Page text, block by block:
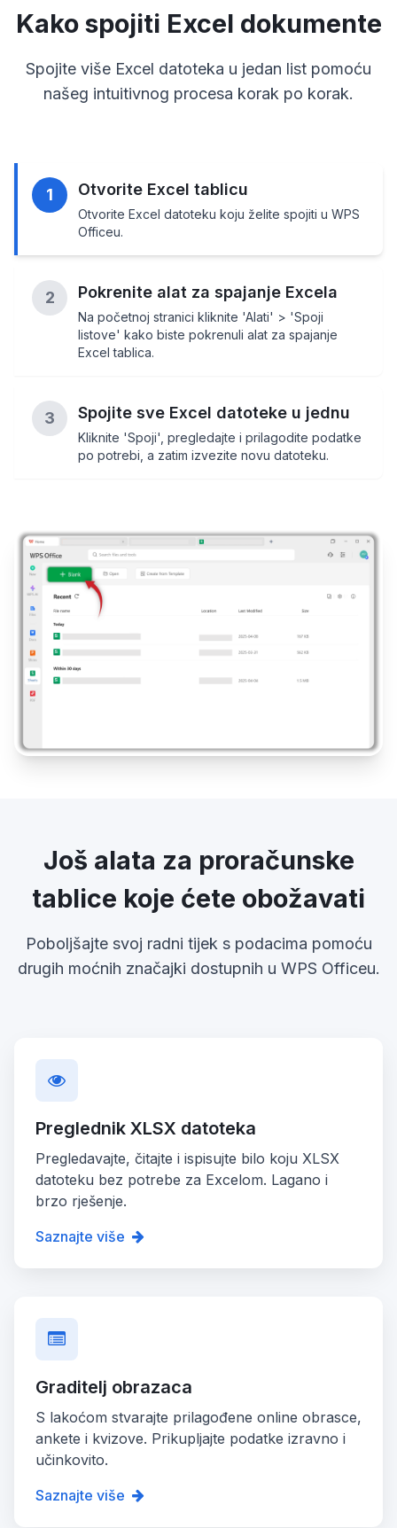
Kako spojiti Excel dokumente
Spojite više Excel datoteka u jedan list pomoću
našeg intuitivnog procesa korak po korak.
1 Otvorite Excel tablicu
Otvorite Excel datoteku koju želite spojiti u WPS
Officeu.
2 Pokrenite alat za spajanje Excela
Na početnoj stranici kliknite 'Alati' > 'Spoji
listove' kako biste pokrenuli alat za spajanje
Excel tablica.
3 Spojite sve Excel datoteke u jednu
Kliknite 'Spoji', pregledajte i prilagodite podatke
po potrebi, a zatim izvezite novu datoteku.
Još alata za proračunske
tablice koje ćete obožavati
Poboljšajte svoj radni tijek s podacima pomoću
drugih moćnih značajki dostupnih u WPS Officeu.
Preglednik XLSX datoteka
Pregledavajte, čitajte i ispisujte bilo koju XLSX
datoteku bez potrebe za Excelom. Lagano i
brzo rješenje.
Saznajte više
Graditelj obrazaca
S lakoćom stvarajte prilagođene online obrasce,
ankete i kvizove. Prikupljajte podatke izravno i
učinkovito.
Saznajte više